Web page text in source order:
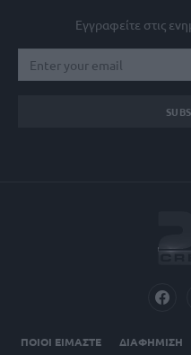
Εγγραφείτε στις
ΠΟΙΟΙ ΕΙΜΑΣΤΕ ΔΙΑΦΗΜΙΣΗ